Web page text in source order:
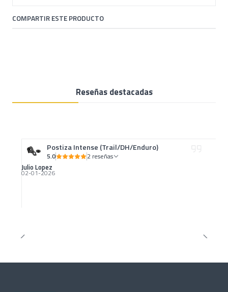
COMPARTIR ESTE PRODUCTO
Reseñas destacadas
Postiza Intense (Trail/DH/Enduro)
5.0 2 reseñas
Julio Lopez
02-01-2026